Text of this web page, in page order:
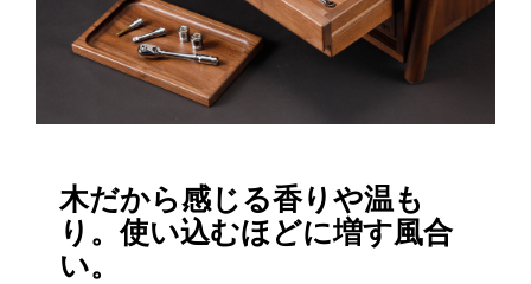
木だから感じる香りや温も
り。使い込むほどに増す風合
い。